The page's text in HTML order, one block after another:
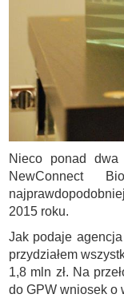
Nieco ponad
NewConnect
2015 roku.
Jak podaje
przydziałem
1,8 mln zł. Na
do GPW wniosek o